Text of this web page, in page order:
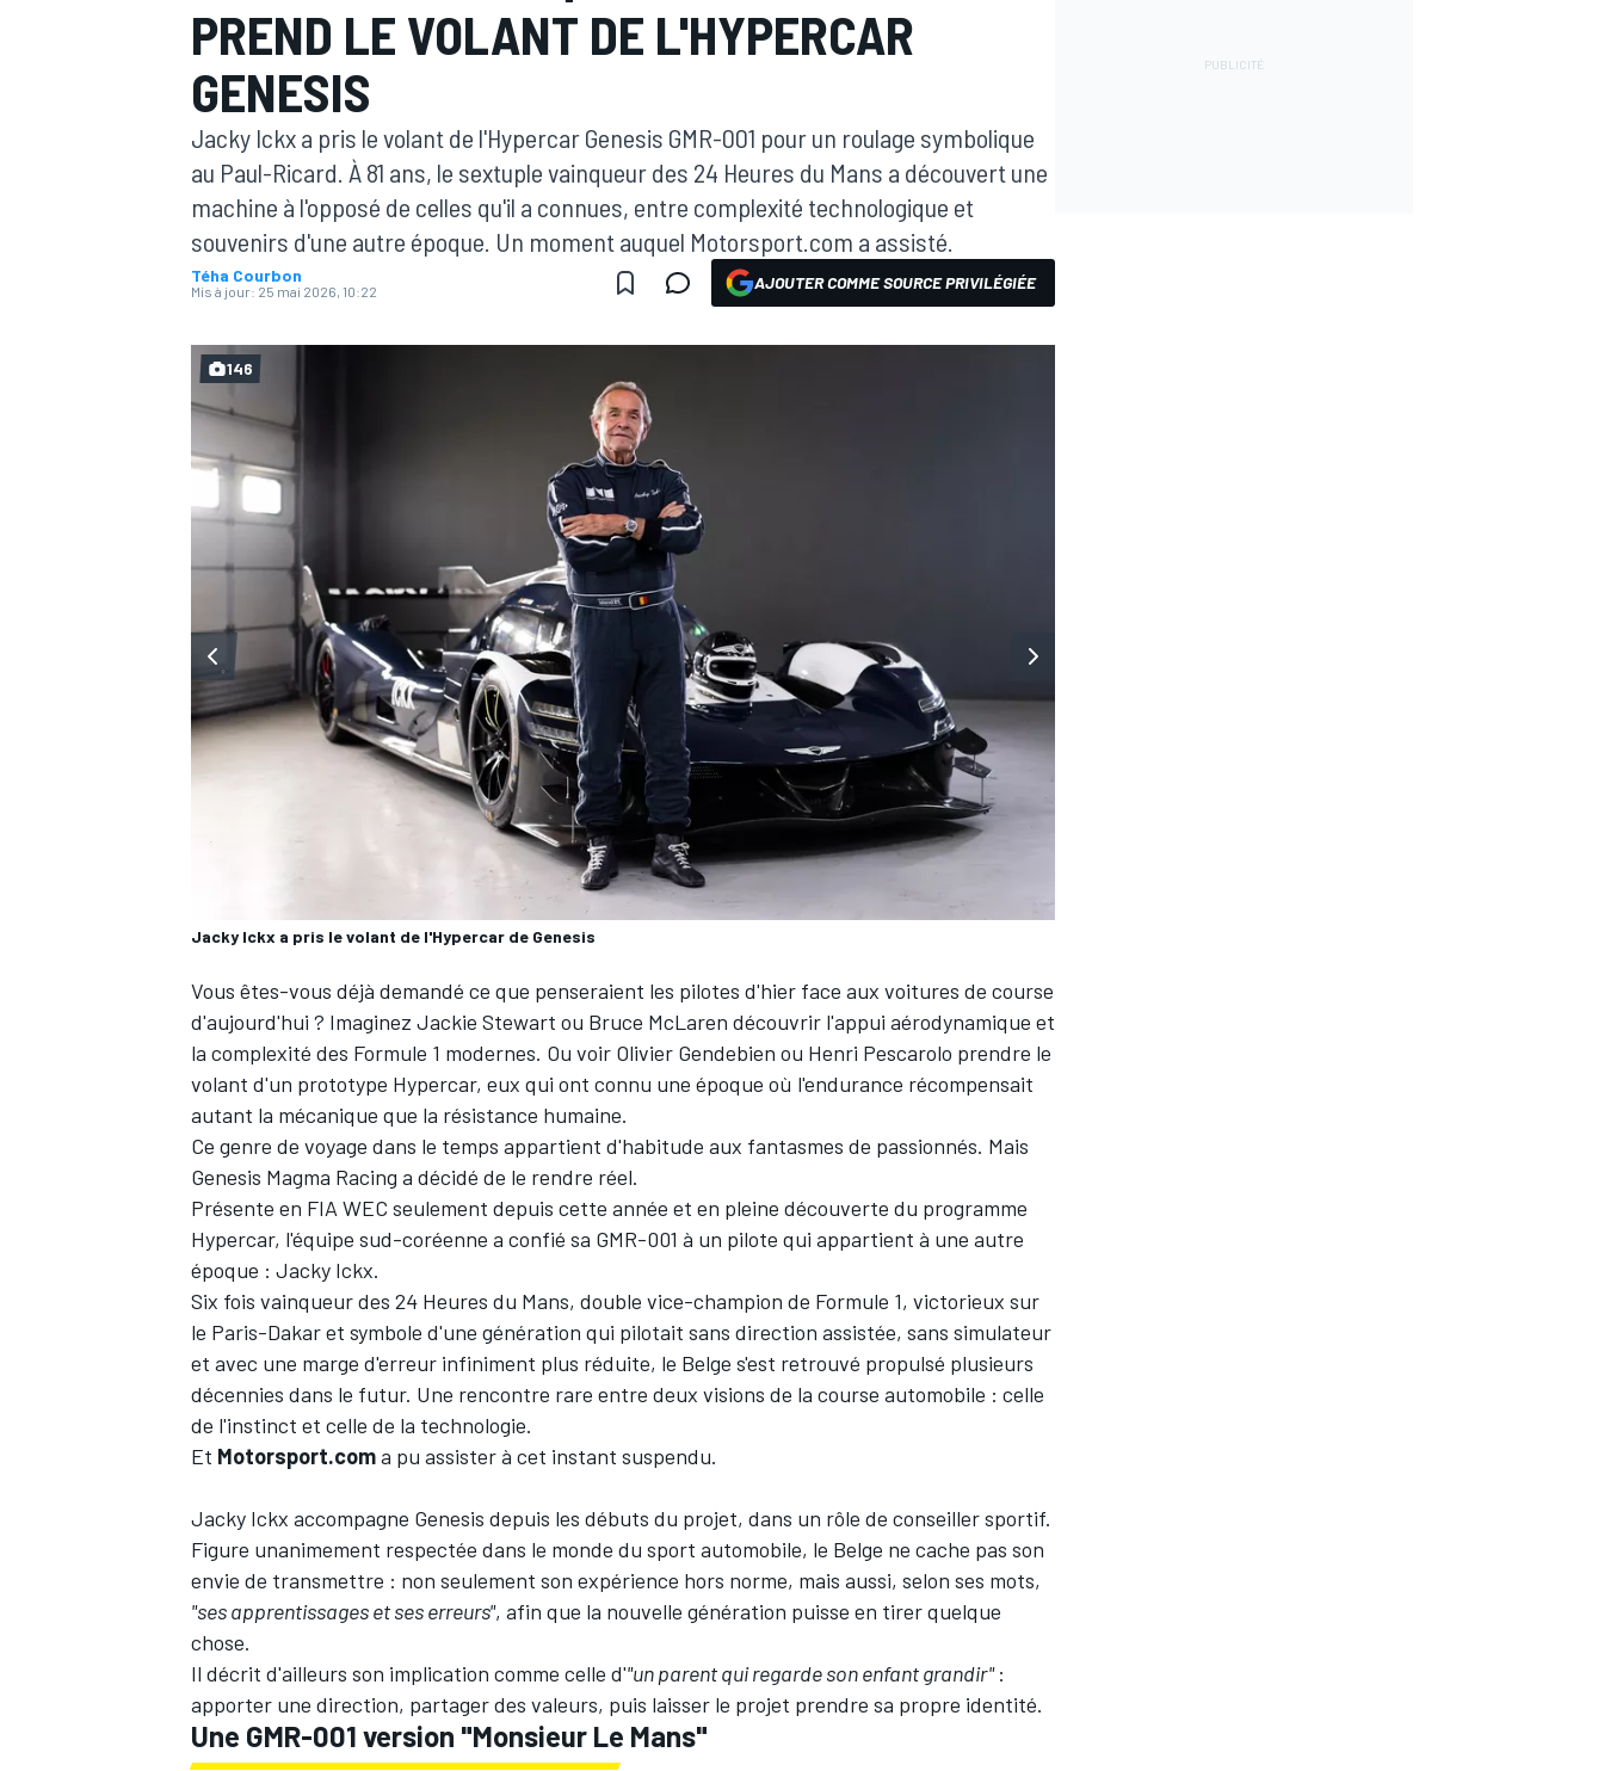
MOTOGP
PREND LE VOLANT DE L'HYPERCAR
GENESIS
Jacky Ickx a pris le volant de l'Hypercar Genesis GMR-001 pour un roulage symbolique
au Paul-Ricard. À 81 ans, le sextuple vainqueur des 24 Heures du Mans a découvert une
machine à l'opposé de celles qu'il a connues, entre complexité technologique et
souvenirs d'une autre époque. Un moment auquel Motorsport.com a assisté.
Téha Courbon
Mis à jour: 25 mai 2026, 10:22 AJOUTER COMME SOURCE PRIVILÉGIÉE
Jacky Ickx a pris le volant de l'Hypercar de Genesis
146
Vous êtes-vous déjà demandé ce que penseraient les pilotes d'hier face aux voitures de course
d'aujourd'hui ? Imaginez Jackie Stewart ou Bruce McLaren découvrir l'appui aérodynamique et
la complexité des Formule 1 modernes. Ou voir Olivier Gendebien ou Henri Pescarolo prendre le
volant d'un prototype Hypercar, eux qui ont connu une époque où l'endurance récompensait
autant la mécanique que la résistance humaine.
Ce genre de voyage dans le temps appartient d'habitude aux fantasmes de passionnés. Mais
Genesis Magma Racing a décidé de le rendre réel.
Présente en FIA WEC seulement depuis cette année et en pleine découverte du programme
Hypercar, l'équipe sud-coréenne a confié sa GMR-001 à un pilote qui appartient à une autre
époque : Jacky Ickx.
Six fois vainqueur des 24 Heures du Mans, double vice-champion de Formule 1, victorieux sur
le Paris-Dakar et symbole d'une génération qui pilotait sans direction assistée, sans simulateur
et avec une marge d'erreur infiniment plus réduite, le Belge s'est retrouvé propulsé plusieurs
décennies dans le futur. Une rencontre rare entre deux visions de la course automobile : celle
de l'instinct et celle de la technologie.
Et Motorsport.coma pu assister à cet instant suspendu.
Jacky Ickx accompagne Genesis depuis les débuts du projet, dans un rôle de conseiller sportif.
Figure unanimement respectée dans le monde du sport automobile, le Belge ne cache pas son
envie de transmettre : non seulement son expérience hors norme, mais aussi, selon ses mots,
"ses apprentissages et ses erreurs", afin que la nouvelle génération puisse en tirer quelque
chose.
Il décrit d'ailleurs son implication comme celle d'"un parent qui regarde son enfant grandir":
apporter une direction, partager des valeurs, puis laisser le projet prendre sa propre identité.
Une GMR-001 version "Monsieur Le Mans"